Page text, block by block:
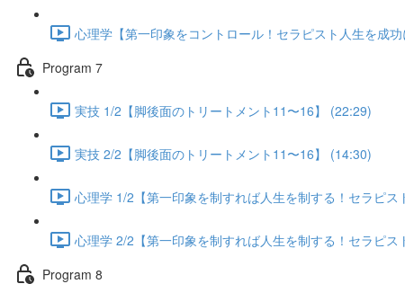
心理学【第一印象をコントロール！セラピスト人生を成
Program 7
実技 1/2【脚後面のトリートメント11〜16】 (22:29)
実技 2/2【脚後面のトリートメント11〜16】 (14:30)
心理学 1/2【第一印象を制すれば人生を制する！セラピ
心理学 2/2【第一印象を制すれば人生を制する！セラピ
Program 8